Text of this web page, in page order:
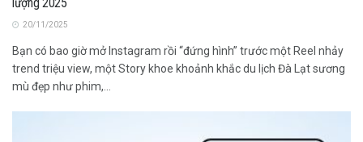
20/11/2025
Bạn có bao giờ mở Instagram rồi “đứng hình” trước một Reel nhảy
trend triệu view, một Story khoe khoảnh khắc du lịch Đà Lạt sương
mù đẹp như phim,...